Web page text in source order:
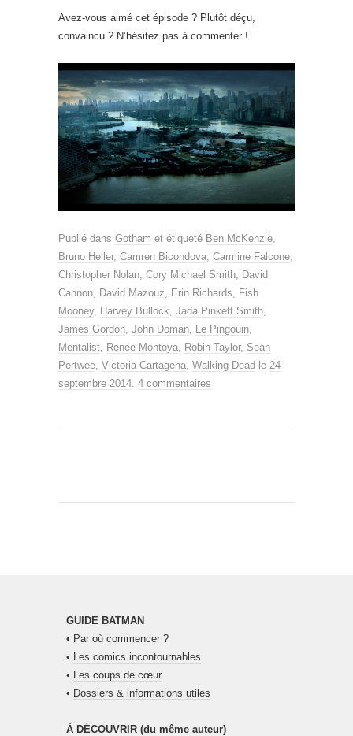
Avez-vous aimé cet épisode ? Plutôt déçu,
convaincu ? N’hésitez pas à commenter !
Publié dans Gotham et étiqueté Ben McKenzie
Bruno Heller, Camren Bicondova Carmine Falcone
Christopher Nolan Cory Michael Smith David
Cannon David Mazouz Erin Richards
Fish
Mooney, Harvey Bullock Jada Pinkett Smith
James Gordon John Doman Le Pingouin
Mentalist Renée Montoya Robin Taylor, Sean
Pertwee Victoria Cartagena Walking Dead le 24
septembre 2014 4 commentaires
GUIDE BATMAN
• Par où commencer ?
• Les comics incontournables
• Les coups de cœur
• Dossiers & informations utiles
À DÉCOUVRIR (du même auteur)